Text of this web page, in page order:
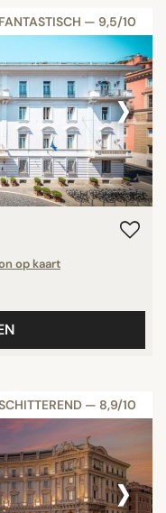
FANTASTISCH — 9,5/10
›
op kaart
— 8,9/10
›